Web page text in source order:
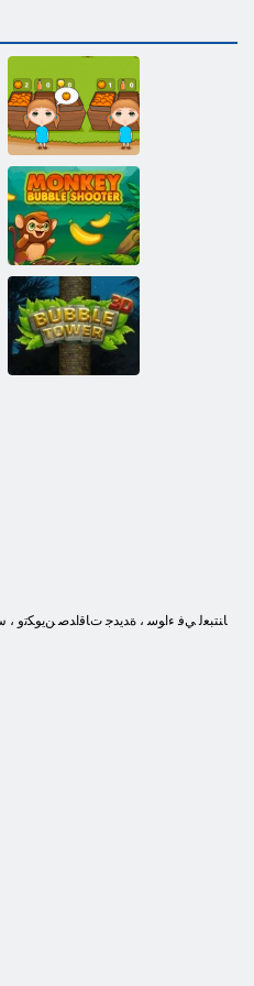
ﺔﻋﺭﺰﻣ ﻝﺎﻘﺗﺮﺒﻟﺍ
Null ﺭﺎﻨﻟﺍ ﻖﻠﻄﻣ
ﺔﻋﺎﻘﻓ ﺩﺮﻗ